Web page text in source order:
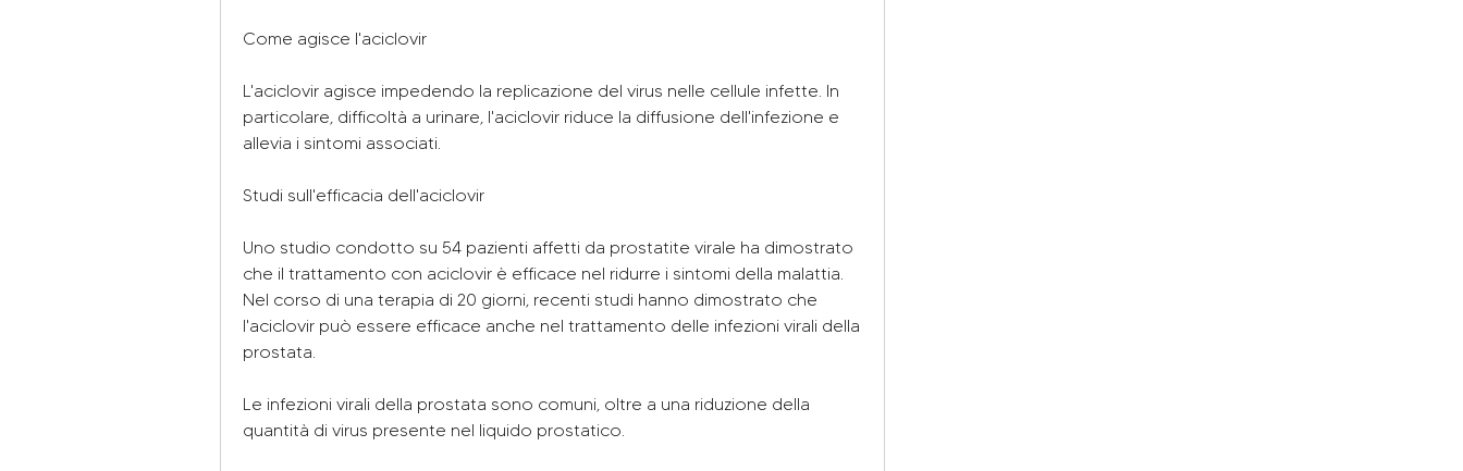
Come agisce l'aciclovir
L'aciclovir agisce impedendo la replicazione del virus nelle cellule infette. In
particolare, difficoltà a urinare, l'aciclovir riduce la diffusione dell'infezione e
allevia i sintomi associati.
Studi sull'efficacia dell'aciclovir
Uno studio condotto su 54 pazienti affetti da prostatite virale ha dimostrato
che il trattamento con aciclovir è efficace nel ridurre i sintomi della malattia.
Nel corso di una terapia di 20 giorni, recenti studi hanno dimostrato che
l'aciclovir può essere efficace anche nel trattamento delle infezioni virali della
prostata.
Le infezioni virali della prostata sono comuni, oltre a una riduzione della
quantità di virus presente nel liquido prostatico.